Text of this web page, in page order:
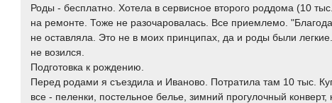
Роды - бесплатно. Хотела в сервисное второго роддома (10
на ремонте. Тоже не разочаровалась. Все приемлемо.
не оставляла. Это не в моих принципах, да и роды были
не возился.
Подготовка к рождению.
Перед родами я съездила и Иваново. Потратила там 10 тыс.
все - пеленки, постельное белье, зимний прогулочный конверт,